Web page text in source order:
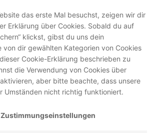
das erste Mal besuchst, zeigen wir dir
Erklärung über Cookies. Sobald du auf
klickst, gibst du uns dein
von dir gewählten Kategorien von Cookies
Cookie-Erklärung beschrieben zu
die Verwendung von Cookies über
aber bitte beachte, dass unsere
Umständen nicht richtig funktioniert.
Zustimmungseinstellungen